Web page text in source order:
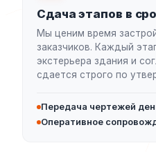
Сдача этапов в
Мы ценим время
заказчиков. Каждый
экстерьера здания и
сдается строго по
Передача чертежей
Оперативное